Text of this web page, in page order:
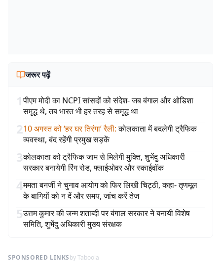
जरूर पढ़ें
1पीएम मोदी का NCPI सांसदों को संदेश- जब बंगाल और ओडिशा
समृद्ध थे, तब भारत भी हर तरह से समृद्ध था
210 अगस्त को ‘हर घर तिरंगा’ रैली: कोलकाता में बदलेगी ट्रैफिक
व्यवस्था, बंद रहेंगी प्रमुख सड़कें
3कोलकाता को ट्रैफिक जाम से मिलेगी मुक्ति, शुभेंदु अधिकारी
सरकार बनायेगी रिंग रोड, फ्लाईओवर और स्काईवॉक
4ममता बनर्जी ने चुनाव आयोग को फिर लिखी चिट्ठी, कहा- तृणमूल
के बागियों को न दें और समय, जांच करें तेज
5उत्तम कुमार की जन्म शताब्दी पर बंगाल सरकार ने बनायी विशेष
समिति, शुभेंदु अधिकारी मुख्य संरक्षक
SPONSORED LINKSby Taboola